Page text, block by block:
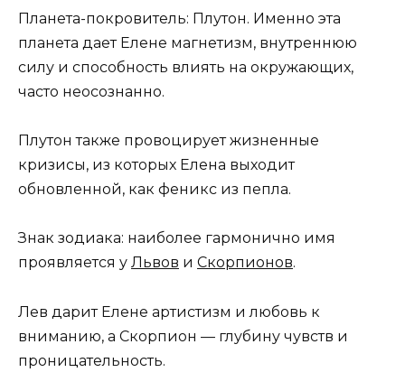
Планета-покровитель: Плутон. Именно эта
планета дает Елене магнетизм, внутреннюю
силу и способность влиять на окружающих,
часто неосознанно.
Плутон также провоцирует жизненные
кризисы, из которых Елена выходит
обновленной, как феникс из пепла.
Знак зодиака: наиболее гармонично имя
проявляется у Львов и Скорпионов.
Лев дарит Елене артистизм и любовь к
вниманию, а Скорпион — глубину чувств и
проницательность.